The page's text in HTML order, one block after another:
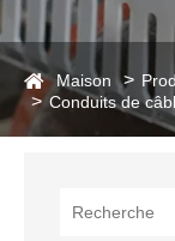
Maison
Conduits de